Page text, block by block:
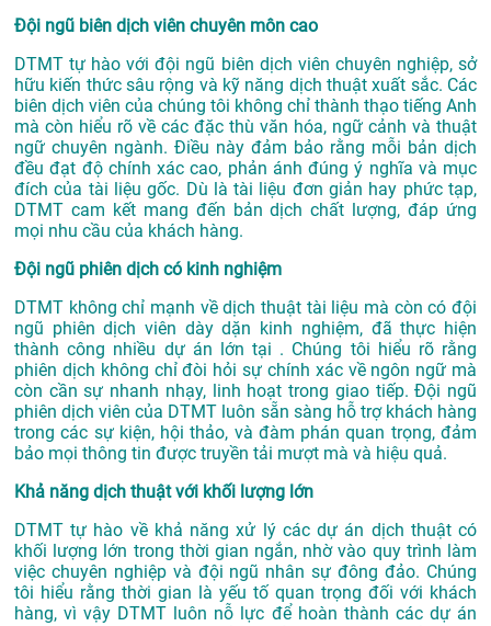
Đội ngũ biên dịch viên chuyên môn cao
DTMT tự hào với đội ngũ biên dịch viên chuyên nghiệp, sở
hữu kiến thức sâu rộng và kỹ năng dịch thuật xuất sắc. Các
biên dịch viên của chúng tôi không chỉ thành thạo tiếng Anh
mà còn hiểu rõ về các đặc thù văn hóa, ngữ cảnh và thuật
ngữ chuyên ngành. Điều này đảm bảo rằng mỗi bản dịch
đều đạt độ chính xác cao, phản ánh đúng ý nghĩa và mục
đích của tài liệu gốc. Dù là tài liệu đơn giản hay phức tạp,
DTMT cam kết mang đến bản dịch chất lượng, đáp ứng
mọi nhu cầu của khách hàng.
Đội ngũ phiên dịch có kinh nghiệm
DTMT không chỉ mạnh về dịch thuật tài liệu mà còn có đội
ngũ phiên dịch viên dày dặn kinh nghiệm, đã thực hiện
thành công nhiều dự án lớn tại . Chúng tôi hiểu rõ rằng
phiên dịch không chỉ đòi hỏi sự chính xác về ngôn ngữ mà
còn cần sự nhanh nhạy, linh hoạt trong giao tiếp. Đội ngũ
phiên dịch viên của DTMT luôn sẵn sàng hỗ trợ khách hàng
trong các sự kiện, hội thảo, và đàm phán quan trọng, đảm
bảo mọi thông tin được truyền tải mượt mà và hiệu quả.
Khả năng dịch thuật với khối lượng lớn
DTMT tự hào về khả năng xử lý các dự án dịch thuật có
khối lượng lớn trong thời gian ngắn, nhờ vào quy trình làm
việc chuyên nghiệp và đội ngũ nhân sự đông đảo. Chúng
tôi hiểu rằng thời gian là yếu tố quan trọng đối với khách
hàng, vì vậy DTMT luôn nỗ lực để hoàn thành các dự án